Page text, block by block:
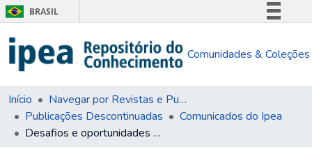
BRASIL
Comunica BR
Legislação
Comunidades & Coleções
Início
Navegar por Revistas e Publicações Seriadas
Publicações Descontinuadas
Comunicados do Ipea
Desafios e oportunidades para uma indústria espacial emergente : o caso do Brasil